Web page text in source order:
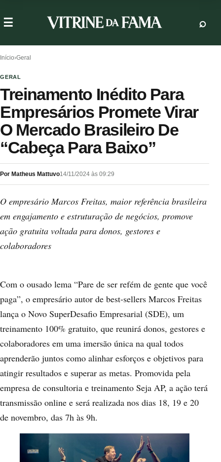
Início›Geral
GERAL
Treinamento Inédito Para
Empresários Promete Virar
O Mercado Brasileiro De
“Cabeça Para Baixo”
Por Matheus Mattuvo14/11/2024 às 09:29
O empresário Marcos Freitas, maior referência brasileira
em engajamento e estruturação de negócios, promove
ação gratuita voltada para donos, gestores e
colaboradores
Com o ousado lema “Pare de ser refém de gente que você
paga”, o empresário autor de best-sellers Marcos Freitas
lança o Novo SuperDesafio Empresarial (SDE), um
treinamento 100% gratuito, que reunirá donos, gestores e
colaboradores em uma imersão única na qual todos
aprenderão juntos como alinhar esforços e objetivos para
atingir resultados e superar as metas. Promovida pela
empresa de consultoria e treinamento Seja AP, a ação terá
transmissão online e será realizada nos dias 18, 19 e 20
de novembro, das 7h às 9h.